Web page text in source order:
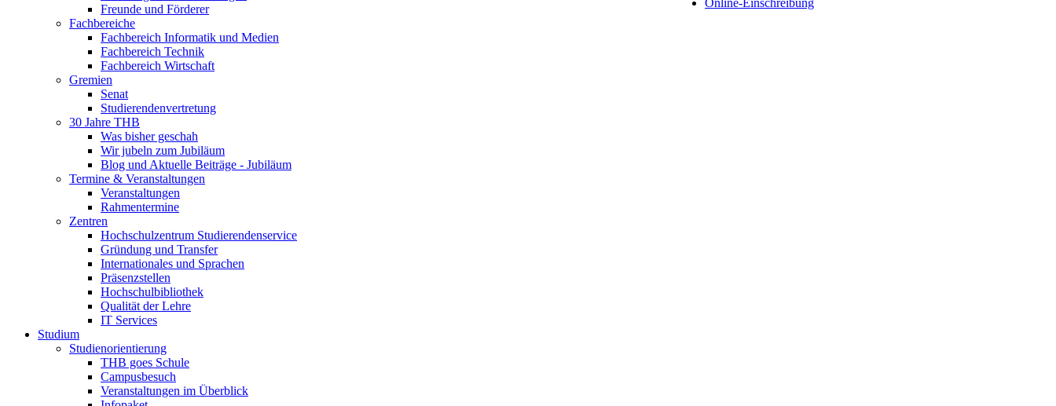
Online-Einschreibung
Freunde und Förderer
Fachbereiche
Fachbereich Informatik und Medien
Fachbereich Technik
Fachbereich Wirtschaft
Gremien
Senat
Studierendenvertretung
30 Jahre THB
Was bisher geschah
Wir jubeln zum Jubiläum
Blog und Aktuelle Beiträge - Jubiläum
Termine & Veranstaltungen
Veranstaltungen
Rahmentermine
Zentren
Hochschulzentrum Studierendenservice
Gründung und Transfer
Internationales und Sprachen
Präsenzstellen
Hochschulbibliothek
Qualität der Lehre
IT Services
Studium
Studienorientierung
THB goes Schule
Campusbesuch
Veranstaltungen im Überblick